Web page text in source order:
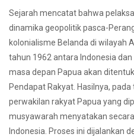
Sejarah mencatat bahwa
dinamika geopolitik pasca-
kolonialisme Belanda di wilayah
tahun 1962 antara Indonesia
masa depan Papua akan
Pendapat Rakyat. Hasilnya,
perwakilan rakyat Papua yang
musyawarah menyatakan
Indonesia. Proses ini dijalankan